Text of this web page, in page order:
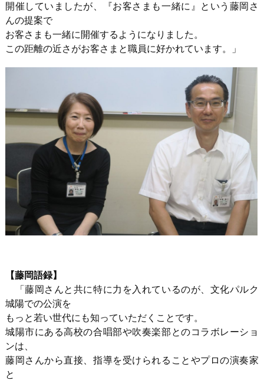
開催していましたが、『お客さまも一緒に』という藤岡さ
んの提案で
お客さまも一緒に開催するようになりました。
この距離の近さがお客さまと職員に好かれています。」
【藤岡語録】
「藤岡さんと共に特に力を入れているのが、文化パルク
城陽での公演を
もっと若い世代にも知っていただくことです。
城陽市にある高校の合唱部や吹奏楽部とのコラボレーショ
ンは、
藤岡さんから直接、指導を受けられることやプロの演奏家
と